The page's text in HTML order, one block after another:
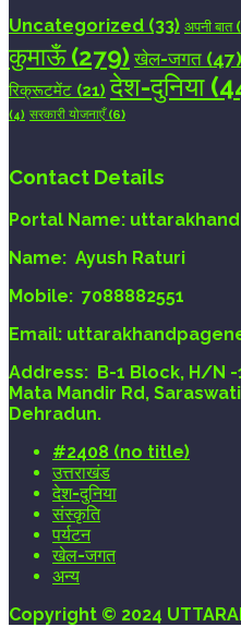
Uncategorized (33) अपनी बात
कुमाऊँ(279) खेल-जगत (47)
रिक्रूटमेंट (21) देश-दुनिया
(4) सरकारी योजनाएँ(6)
Contact Details
Portal Name:
Name: Ayush Raturi
Mobile: 7088882551
Email:
Address: B-1 Block, H/N
Mata Mandir Rd,
Dehradun.
#2408 (no title)
उत्तराखंड
देश-दुनिया
संस्कृति
पर्यटन
खेल-जगत
अन्य
Copyright © 2024